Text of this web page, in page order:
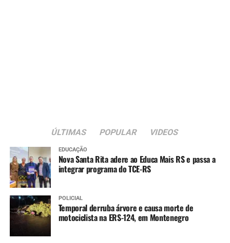
ÚLTIMAS POPULAR VIDEOS
EDUCAÇÃO
Nova Santa Rita adere ao Educa Mais RS e passa a
integrar programa do TCE-RS
POLICIAL
Temporal derruba árvore e causa morte de
motociclista na ERS-124, em Montenegro